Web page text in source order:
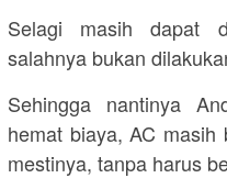
Selagi masih dapat
salahnya bukan
Sehingga nantinya
hemat biaya, AC masih
mestinya, tanpa harus